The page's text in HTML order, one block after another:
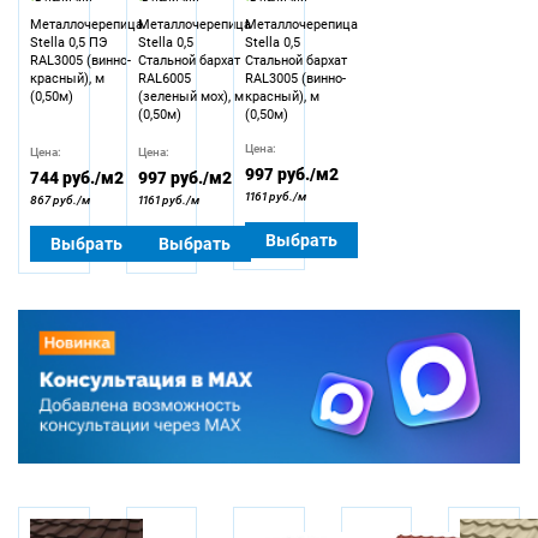
Металлочерепица
Stella 0,5 ПЭ
RAL3005 (винно-
красный), м
(0,50м)
Цена:
744руб./м2
867 руб./м
Выбрать
Металлочерепица
Stella 0,5
Стальной бархат
RAL6005
(зеленый мох), м
(0,50м)
Цена:
997 руб./м2
1161 руб./м
Выбрать
Металлочерепица
Stella 0,5
Стальной бархат
RAL3005 (винно-
красный), м
(0,50м)
Цена:
997руб./м2
1161 руб./м
Выбрать